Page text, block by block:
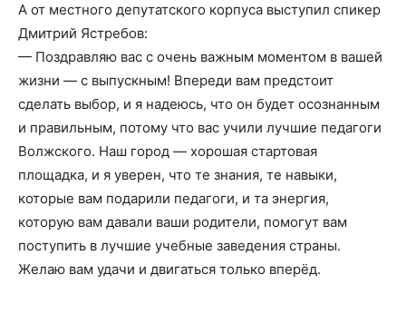
А от местного депутатского корпуса выступил спикер
Дмитрий Ястребов:
— Поздравляю вас с очень важным моментом в вашей
жизни — с выпускным! Впереди вам предстоит
сделать выбор, и я надеюсь, что он будет осознанным
и правильным, потому что вас учили лучшие педагоги
Волжского. Наш город — хорошая стартовая
площадка, и я уверен, что те знания, те навыки,
которые вам подарили педагоги, и та энергия,
которую вам давали ваши родители, помогут вам
поступить в лучшие учебные заведения страны.
Желаю вам удачи и двигаться только вперёд.